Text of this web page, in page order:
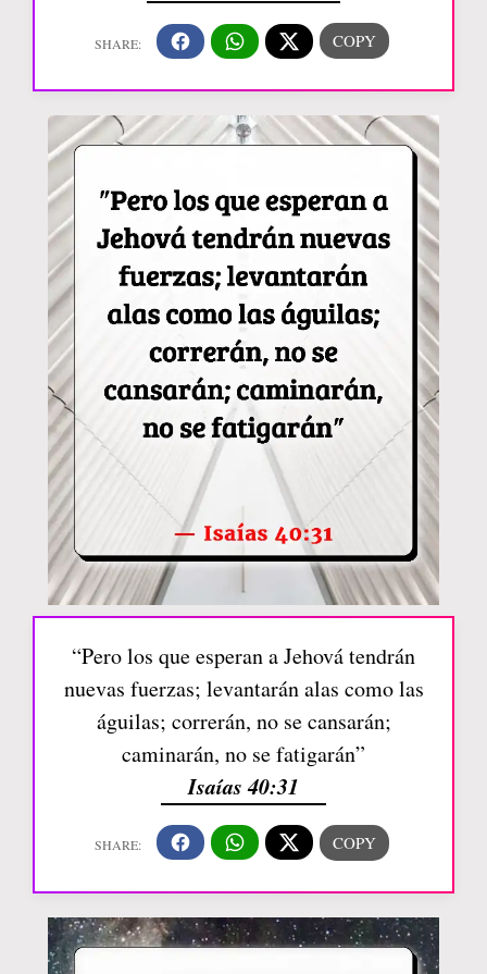
“Pero los que esperan a Jehová tendrán
nuevas fuerzas; levantarán alas como las
águilas; correrán, no se cansarán;
caminarán, no se fatigarán”
Isaías 40:31